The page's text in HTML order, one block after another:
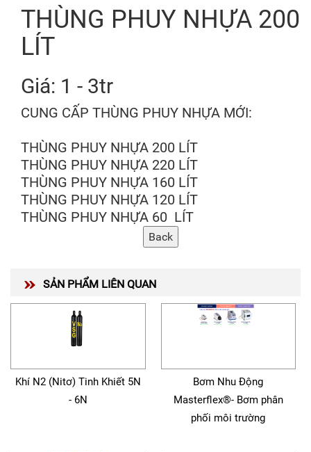
THÙNG PHUY NHỰA 200
LÍT
Giá: 1 - 3tr
CUNG CẤP THÙNG PHUY NHỰA MỚI:
THÙNG PHUY NHỰA 200 LÍT
THÙNG PHUY NHỰA 220 LÍT
THÙNG PHUY NHỰA 160 LÍT
THÙNG PHUY NHỰA 120 LÍT
THÙNG PHUY NHỰA 60 LÍT
SẢN PHẨM LIÊN QUAN
Khí N2 (Nitơ) Tinh Khiết 5N
- 6N
Bơm Nhu Động
Masterflex®- Bơm phân
phối môi trường